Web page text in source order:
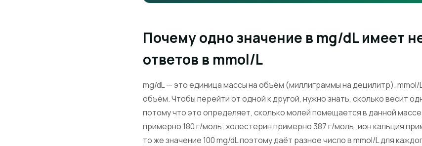
Почему одно значение в mg/dL имеет
ответов в mmol/L
mg/dL — это единица массы на объём (миллиграммы на децилитр).
объём. Чтобы перейти от одной к другой, нужно знать, сколько весит
потому что это определяет, сколько молей помещается в данной
примерно 180 г/моль; холестерин примерно 387 г/моль; ион кальция
то же значение 100 mg/dL поэтому даёт разное число в mmol/L для